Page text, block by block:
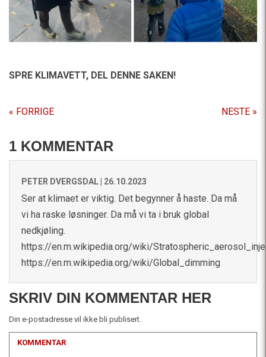
SPRE KLIMAVETT, DEL DENNE SAKEN!
« FORRIGE NESTE »
1 KOMMENTAR
PETER DVERGSDAL | 26.10.2023
Ser at klimaet er viktig. Det begynner å haste. Da må
vi ha raske løsninger. Da må vi ta i bruk global
nedkjøling.
https://en.m.wikipedia.org/wiki/
https://en.m.wikipedia.org/wiki/Global_dimming
SKRIV DIN KOMMENTAR HER
Din e-postadresse vil ikke bli publisert.
KOMMENTAR